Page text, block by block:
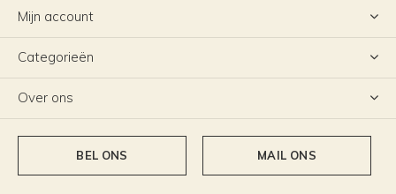
Mijn account
Categorieën
Over ons
BEL ONS MAIL ONS